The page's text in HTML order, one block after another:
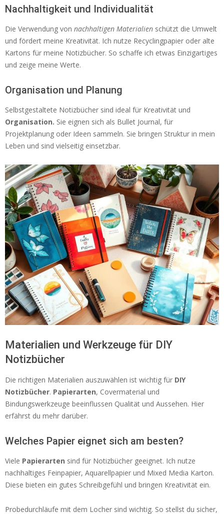
Nachhaltigkeit und Individualität
Die Verwendung von nachhaltigen Materialien schützt die Umwelt
und fördert meine Kreativität. Ich nutze Recyclingpapier oder alte
Kartons für meine Notizbücher. So schaffe ich etwas Einzigartiges
und zeige meine Werte.
Organisation und Planung
Selbstgestaltete Notizbücher sind ideal für Kreativität und
Organisation. Sie eignen sich als Bullet Journal, für
Projektplanung oder Ideen sammeln. Sie bringen Struktur in mein
Leben und sind vielseitig einsetzbar.
Materialien und Werkzeuge für DIY
Notizbücher
Die richtigen Materialien auszuwählen ist wichtig für DIY
Notizbücher. Papierarten, Covermaterial und
Bindungswerkzeuge beeinflussen Qualität und Aussehen. Hier
erfährst du mehr darüber.
Welches Papier eignet sich am besten?
Viele Papierarten sind für Notizbücher geeignet. Ich nutze
nachhaltiges Feinpapier, Aquarellpapier und Mixed Media Karton.
Diese bieten ein gutes Schreibgefühl und bringen Kreativität ein.
Probedurchläufe mit dem Locher sind wichtig. So stellst du sicher,